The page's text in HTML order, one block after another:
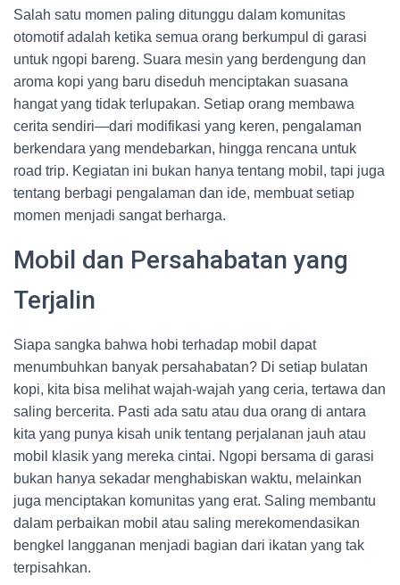
Salah satu momen paling ditunggu dalam komunitas
otomotif adalah ketika semua orang berkumpul di garasi
untuk ngopi bareng. Suara mesin yang berdengung dan
aroma kopi yang baru diseduh menciptakan suasana
hangat yang tidak terlupakan. Setiap orang membawa
cerita sendiri—dari modifikasi yang keren, pengalaman
berkendara yang mendebarkan, hingga rencana untuk
road trip. Kegiatan ini bukan hanya tentang mobil, tapi juga
tentang berbagi pengalaman dan ide, membuat setiap
momen menjadi sangat berharga.
Mobil dan Persahabatan yang
Terjalin
Siapa sangka bahwa hobi terhadap mobil dapat
menumbuhkan banyak persahabatan? Di setiap bulatan
kopi, kita bisa melihat wajah-wajah yang ceria, tertawa dan
saling bercerita. Pasti ada satu atau dua orang di antara
kita yang punya kisah unik tentang perjalanan jauh atau
mobil klasik yang mereka cintai. Ngopi bersama di garasi
bukan hanya sekadar menghabiskan waktu, melainkan
juga menciptakan komunitas yang erat. Saling membantu
dalam perbaikan mobil atau saling merekomendasikan
bengkel langganan menjadi bagian dari ikatan yang tak
terpisahkan.